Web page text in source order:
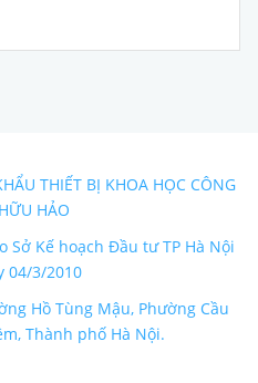
THIẾT BỊ KHOA HỌC CÔNG
HẢO
Sở Kế hoạch Đầu tư TP Hà Nội
04/3/2010
Hồ Tùng Mậu, Phường Cầu
Thành phố Hà Nội.